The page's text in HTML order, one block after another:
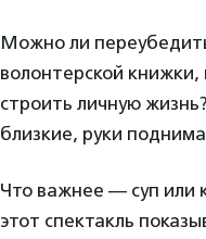
Можно ли
волонтерской
строить личную
близкие, руки
Что важнее — суп или
этот спектакль